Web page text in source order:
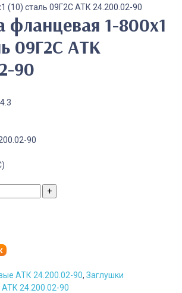
(10) сталь 09Г2С АТК 24.200.02-90
09Г2С АТК
90
4.3
90
+
АТК 24.200.02-90, Заглушки
24.200.02-90